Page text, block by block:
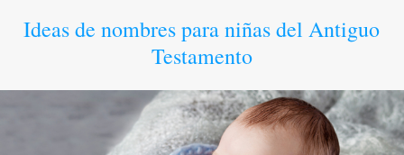
Ideas de nombres para niñas del Antiguo
Testamento